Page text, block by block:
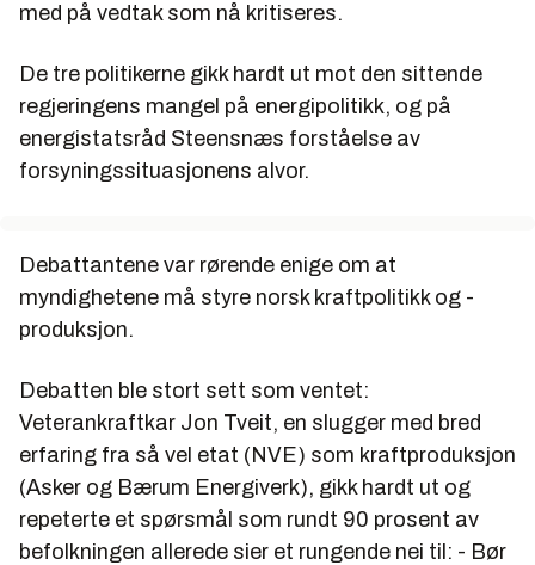
med på vedtak som nå kritiseres.
De tre politikerne gikk hardt ut mot den sittende
regjeringens mangel på energipolitikk, og på
energistatsråd Steensnæs forståelse av
forsyningssituasjonens alvor.
Debattantene var rørende enige om at
myndighetene må styre norsk kraftpolitikk og -
produksjon.
Debatten ble stort sett som ventet:
Veterankraftkar Jon Tveit, en slugger med bred
erfaring fra så vel etat (NVE) som kraftproduksjon
(Asker og Bærum Energiverk), gikk hardt ut og
repeterte et spørsmål som rundt 90 prosent av
befolkningen allerede sier et rungende nei til: - Bør